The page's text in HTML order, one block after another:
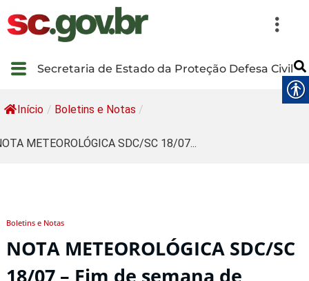
Secretaria de Estado da Proteção Defesa Civil
Início / Boletins e Notas /
METEOROLÓGICA SDC/SC 18/07...
Boletins e Notas
NOTA METEOROLÓGICA SDC/SC